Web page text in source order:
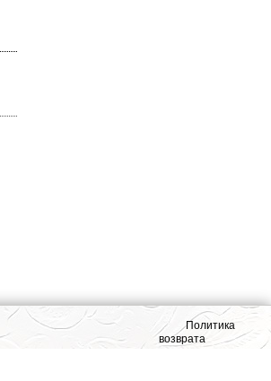
Политика
возврата